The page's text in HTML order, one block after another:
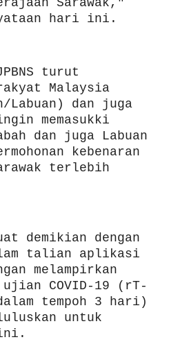
hari ini.
turut
rakyat Malaysia
Labuan) dan juga
memasukki
dan juga Labuan
kebenaran
terlebih
demikian dengan
talian aplikasi
melampirkan
ujian COVID-19 (rT-
tempoh 3 hari)
untuk
ini.